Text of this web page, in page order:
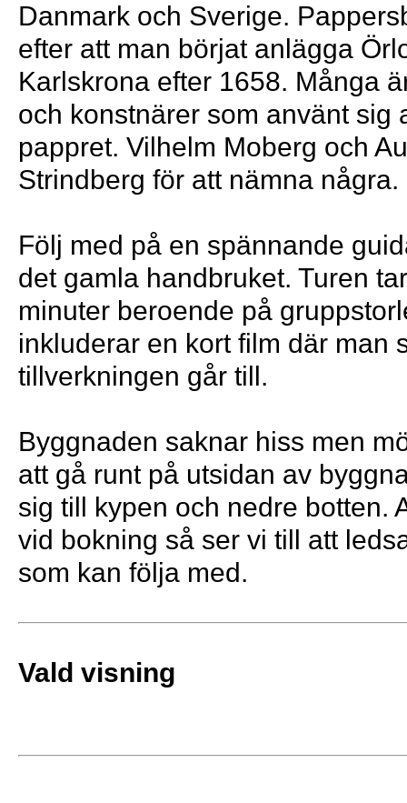
Danmark och Sverige.
efter att man börjat anlägga
Karlskrona efter 1658. Många
och konstnärer som använt sig
pappret. Vilhelm Moberg och
Strindberg för att nämna några.
Följ med på en spännande
det gamla handbruket. Turen
minuter beroende på
inkluderar en kort film där man
tillverkningen går till.
Byggnaden saknar hiss men
att gå runt på utsidan av
sig till kypen och nedre botten.
vid bokning så ser vi till att
som kan följa med.
Vald visning